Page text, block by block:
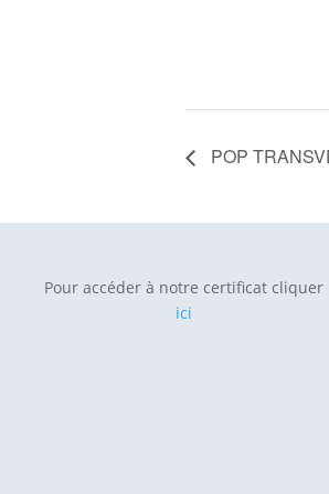
POP
Pour accéder à notre certificat cliquer
ici